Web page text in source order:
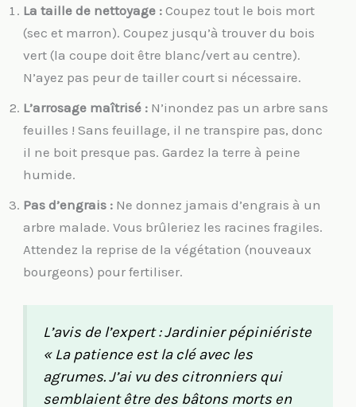
La taille de nettoyage : Coupez tout le bois mort
(sec et marron). Coupez jusqu’à trouver du bois
vert (la coupe doit être blanc/vert au centre).
N’ayez pas peur de tailler court si nécessaire.
L’arrosage maîtrisé : N’inondez pas un arbre sans
feuilles ! Sans feuillage, il ne transpire pas, donc
il ne boit presque pas. Gardez la terre à peine
humide.
Pas d’engrais : Ne donnez jamais d’engrais à un
arbre malade. Vous brûleriez les racines fragiles.
Attendez la reprise de la végétation (nouveaux
bourgeons) pour fertiliser.
L’avis de l’expert : Jardinier pépiniériste
« La patience est la clé avec les
agrumes. J’ai vu des citronniers qui
semblaient être des bâtons morts en